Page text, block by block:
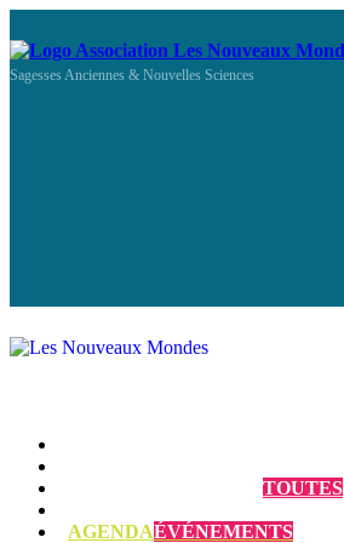
Sagesses Anciennes & Nouvelles Sciences
TOUTES
AGENDAÉVÉNEMENTS